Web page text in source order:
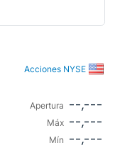
Acciones NYSE
Apertura --,---
Máx --,---
Mín --,---